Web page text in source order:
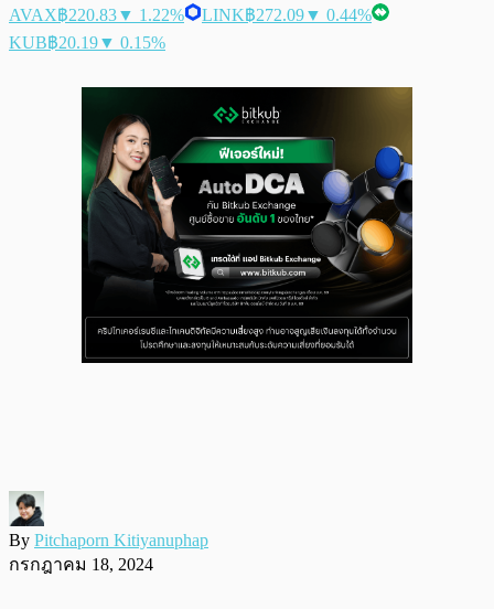
AVAX฿220.83▼ 1.22% LINK฿272.09▼ 0.44%
KUB฿20.19▼ 0.15%
By Pitchaporn Kitiyanuphap
กรกฎาคม 18, 2024